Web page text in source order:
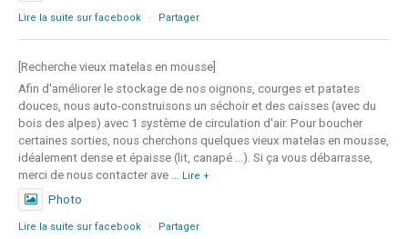
Lire la suite sur facebook · Partager
[Recherche vieux matelas en mousse]
Afin d'améliorer le stockage de nos oignons, courges et patates
douces, nous auto-construisons un séchoir et des caisses (avec du
bois des alpes) avec 1 système de circulation d'air. Pour boucher
certaines sorties, nous cherchons quelques vieux matelas en mousse,
idéalement dense et épaisse (lit, canapé ...). Si ça vous débarrasse,
merci de nous contacter ave ... Lire +
Photo
Lire la suite sur facebook · Partager